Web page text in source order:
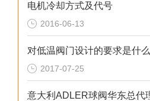
电机冷却方式及代号
2016-06-13
对低温阀门设计的要求是什么
2017-07-25